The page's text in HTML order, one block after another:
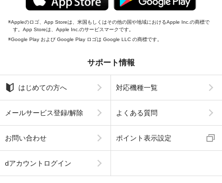
Appleのロゴ、App Storeは、米国もしくはその他の国や地域におけるApple Inc.の商標で
す。App Storeは、Apple Inc.のサービスマークです。
Google Play および Google Play ロゴは Google LLC の商標です。
サポート情報
はじめての方へ 対応機種一覧
メールサービス登録/解除 よくある質問
お問い合わせ ポイント表示設定
dアカウントログイン